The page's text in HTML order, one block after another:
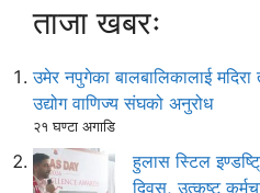
ताजा खबरः
उमेर नपुगेका बालबालिकालाई मदिरा
उद्योग वाणिज्य संघको अनुरोध
२१ घण्टा अगाडि
हुलास स्टिल
दिवस, उत्कृष्ट